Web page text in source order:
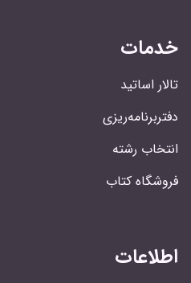
خدمات
تالار اساتید
دفتربرنامه‌ریزی
انتخاب رشته
فروشگاه کتاب
اطلاعات